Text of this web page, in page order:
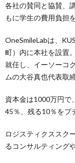
各社の賛同と協賛、
もに学生の費用負担
OneSmileLabは、
町）内に本社を設置
就任し、イーソーコ
ムの大谷真也代表取
資本金は1000万円で
45％、残る10％をプ
ロジスティクススク
るコンサルティング